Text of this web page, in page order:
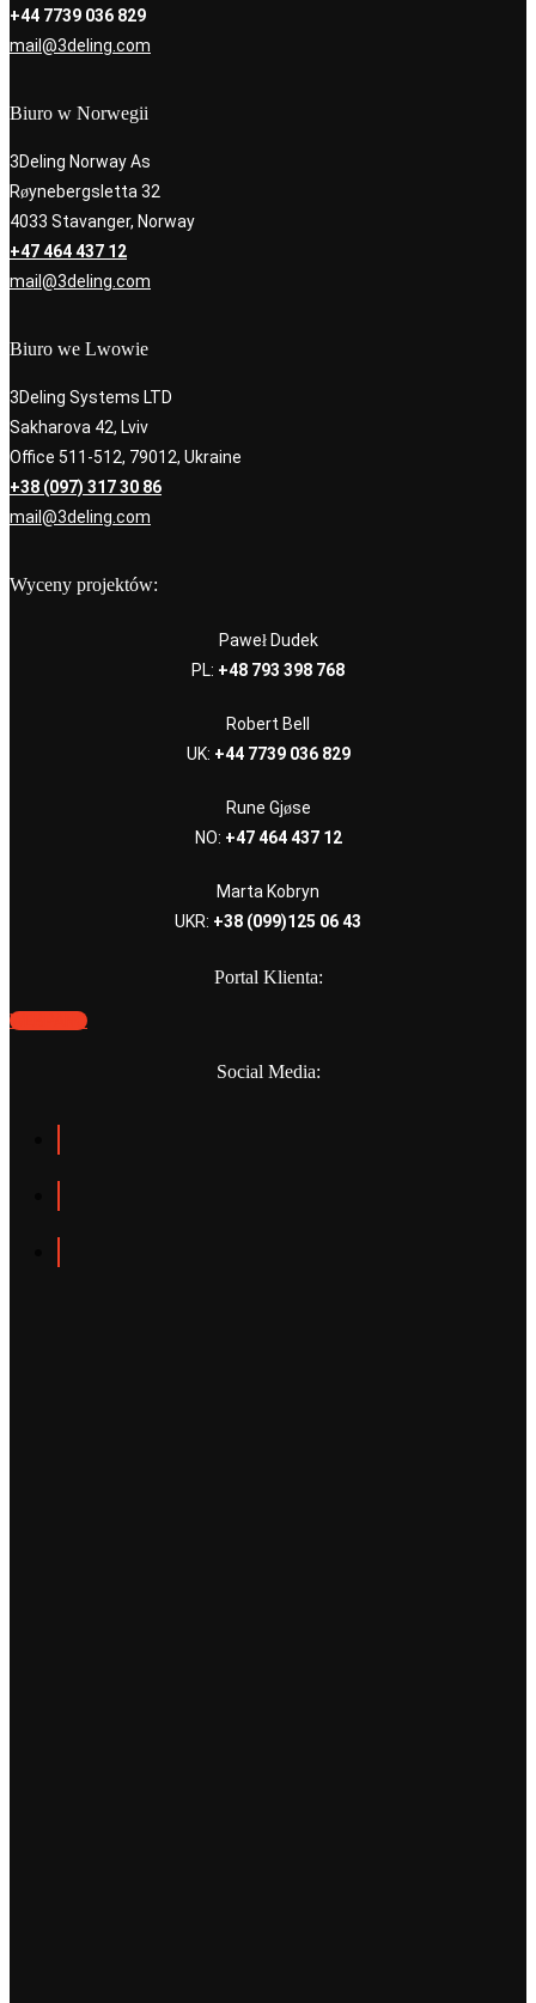
+44 7739 036 829
mail@3deling.com
Biuro w Norwegii
3Deling Norway As
Røynebergsletta 32
4033 Stavanger, Norway
+47 464 437 12
mail@3deling.com
Biuro we Lwowie
3Deling Systems LTD
Sakharova 42, Lviv
Office 511-512, 79012, Ukraine
+38 (097) 317 30 86
mail@3deling.com
Wyceny projektów:
Paweł Dudek
PL: +48 793 398 768
Robert Bell
UK: +44 7739 036 829
Rune Gjøse
NO: +47 464 437 12
Marta Kobryn
UKR: +38 (099)125 06 43
Portal Klienta:
WEBPANO
Social Media: